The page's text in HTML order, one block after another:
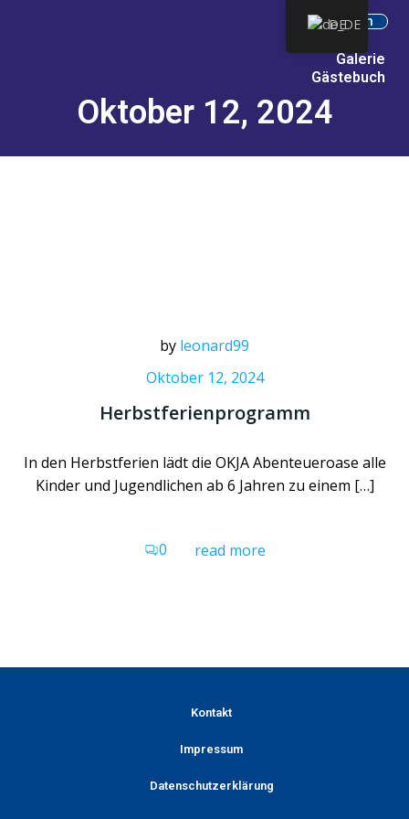
Intern
Galerie
Gästebuch
Oktober 12, 2024
by leonard99
Oktober 12, 2024
Herbstferienprogramm
In den Herbstferien lädt die OKJA Abenteueroase alle
Kinder und Jugendlichen ab 6 Jahren zu einem […]
0 read more
Kontakt
Impressum
Datenschutzerklärung
DE